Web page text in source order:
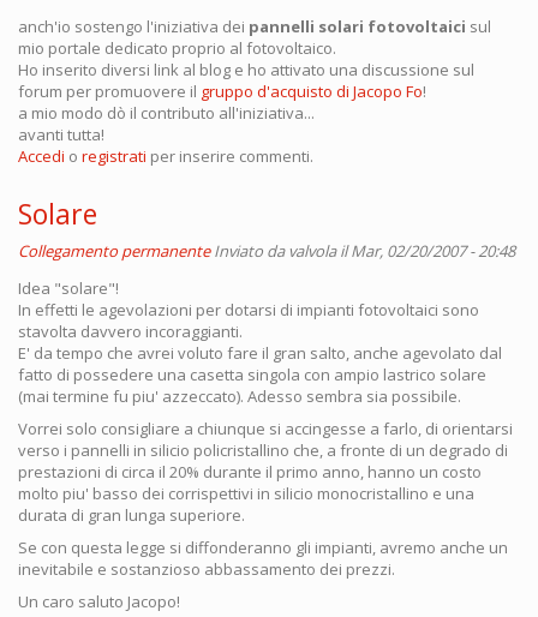
anch'io sostengo l'iniziativa dei pannelli solari fotovoltaici sul
mio portale dedicato proprio al fotovoltaico.
Ho inserito diversi link al blog e ho attivato una discussione sul
forum per promuovere il gruppo d'acquisto di Jacopo Fo!
a mio modo dò il contributo all'iniziativa...
avanti tutta!
Accedi o registrati per inserire commenti.
Solare
Collegamento permanente Inviato davalvolail Mar, 02/20/2007 - 20:48
Idea "solare"!
In effetti le agevolazioni per dotarsi di impianti fotovoltaici sono
stavolta davvero incoraggianti.
E' da tempo che avrei voluto fare il gran salto, anche agevolato dal
fatto di possedere una casetta singola con ampio lastrico solare
(mai termine fu piu' azzeccato). Adesso sembra sia possibile.
Vorrei solo consigliare a chiunque si accingesse a farlo, di orientarsi
verso i pannelli in silicio policristallino che, a fronte di un degrado di
prestazioni di circa il 20% durante il primo anno, hanno un costo
molto piu' basso dei corrispettivi in silicio monocristallino e una
durata di gran lunga superiore.
Se con questa legge si diffonderanno gli impianti, avremo anche un
inevitabile e sostanzioso abbassamento dei prezzi.
Un caro saluto Jacopo!